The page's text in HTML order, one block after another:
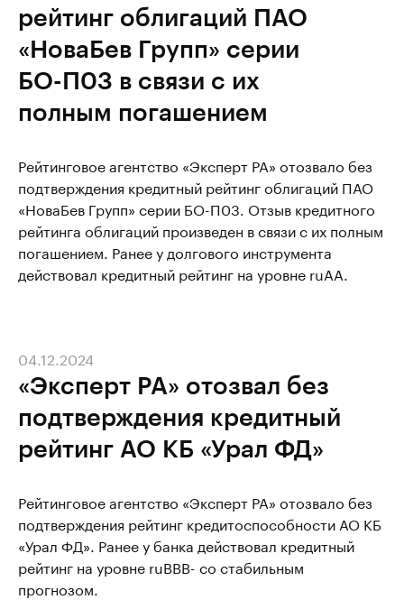
рейтинг облигаций ПАО
«НоваБев Групп» серии
БО-П03 в связи с их
полным погашением
Рейтинговое агентство «Эксперт РА» отозвало без
подтверждения кредитный рейтинг облигаций ПАО
«НоваБев Групп» серии БО-П03. Отзыв кредитного
рейтинга облигаций произведен в связи с их полным
погашением. Ранее у долгового инструмента
действовал кредитный рейтинг на уровне ruАА.
«Эксперт РА» отозвал без
подтверждения кредитный
рейтинг АО КБ «Урал ФД»
04.12.2024
Рейтинговое агентство «Эксперт РА» отозвало без
подтверждения рейтинг кредитоспособности АО КБ
«Урал ФД». Ранее у банка действовал кредитный
рейтинг на уровне ruBBB- со стабильным
прогнозом.